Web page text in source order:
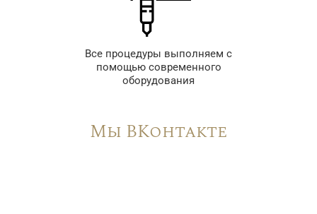
Все процедуры выполняем с
помощью современного
оборудования
Мы ВКонтакте